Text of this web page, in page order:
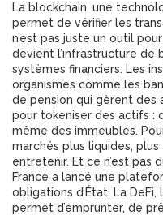
La blockchain, une
permet de vérifier les
n’est pas juste un outil
devient l’infrastructure de
systèmes financiers. Les
organismes comme les
de pension qui gèrent des
pour tokeniser des actifs :
même des immeubles.
marchés plus liquides,
entretenir. Et ce n’est pas
France a lancé une
obligations d’État. La DeFi,
permet d’emprunter, de